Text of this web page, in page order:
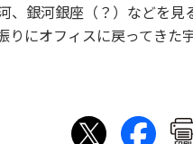
、銀河銀座（？）などを見
りにオフィスに戻ってき